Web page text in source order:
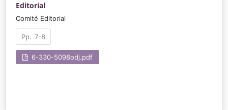
Editorial
Comité Editorial
7-8
6-330-5098odj.pdf